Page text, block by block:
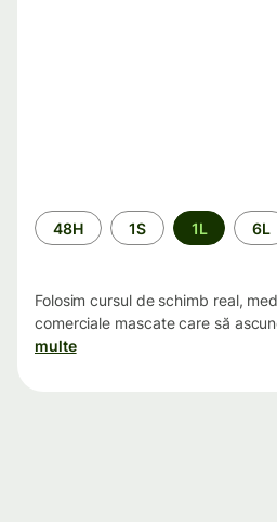
Perioada
48H 1S 1L 6L
Folosim cursul de schimb real,
comerciale mascate care să
multe